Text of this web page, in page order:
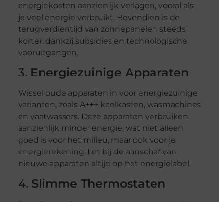
energiekosten aanzienlijk verlagen, vooral als
je veel energie verbruikt. Bovendien is de
terugverdientijd van zonnepanelen steeds
korter, dankzij subsidies en technologische
vooruitgangen.
3. Energiezuinige Apparaten
Wissel oude apparaten in voor energiezuinige
varianten, zoals A+++ koelkasten, wasmachines
en vaatwassers. Deze apparaten verbruiken
aanzienlijk minder energie, wat niet alleen
goed is voor het milieu, maar ook voor je
energierekening. Let bij de aanschaf van
nieuwe apparaten altijd op het energielabel.
4. Slimme Thermostaten